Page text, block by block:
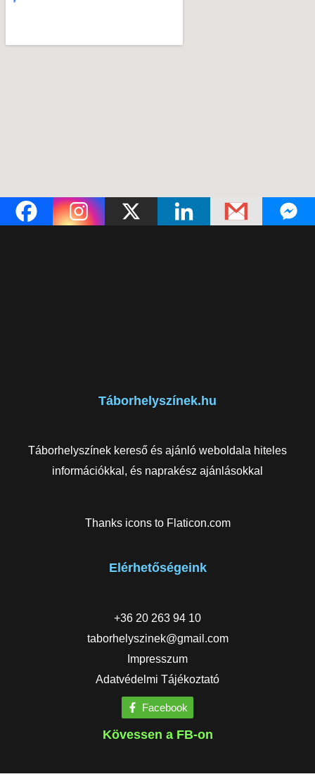
Táborhelyszínek.hu
Táborhelyszínek kereső és ajánló weboldala hiteles
információkkal, és naprakész ajánlásokkal
Thanks icons to Flaticon.com
Elérhetőségeink
+36 20 263 94 10
taborhelyszinek@gmail.com
Impresszum
Adatvédelmi Tájékoztató
Facebook
Kövessen a FB-on